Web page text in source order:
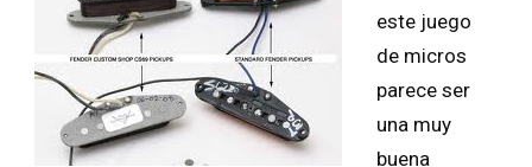
este juego
de micros
parece ser
una muy
buena